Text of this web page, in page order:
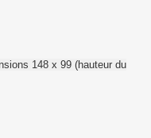
148 x 99 (hauteur du